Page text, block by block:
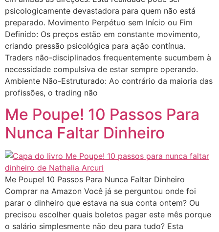
psicologicamente devastadora para quem não está
preparado. Movimento Perpétuo sem Início ou Fim
Definido: Os preços estão em constante movimento,
criando pressão psicológica para ação contínua.
Traders não-disciplinados frequentemente sucumbem à
necessidade compulsiva de estar sempre operando.
Ambiente Não-Estruturado: Ao contrário da maioria das
profissões, o trading não
Me Poupe! 10 Passos Para
Nunca Faltar Dinheiro
Me Poupe! 10 Passos Para Nunca Faltar Dinheiro
Comprar na Amazon Você já se perguntou onde foi
parar o dinheiro que estava na sua conta ontem? Ou
precisou escolher quais boletos pagar este mês porque
o salário simplesmente não deu para tudo? Esta